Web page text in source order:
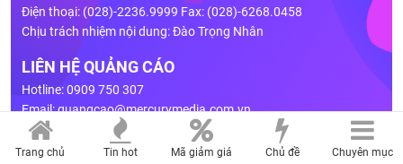
Điện thoại: (028)-2236.9999 Fax: (028)-6268.0458
Chịu trách nhiệm nội dung: Đào Trọng Nhân
LIÊN HỆ QUẢNG CÁO
Hotline: 0909 750 307
Email:quangcao@mercurymedia.com.vn
BẢNG GIÁ
Trang chủ
Tin hot Mã giảm giá Chủ đề Chuyên mục